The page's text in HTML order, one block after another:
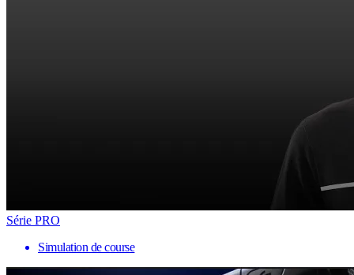
Série PRO
Simulation de course